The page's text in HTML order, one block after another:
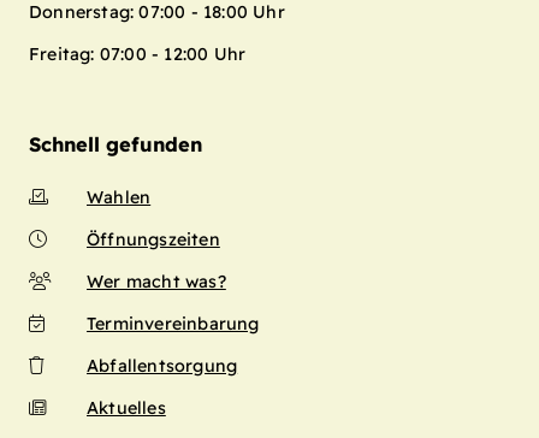
Donnerstag: 07:00 - 18:00 Uhr
Freitag: 07:00 - 12:00 Uhr
Schnell gefunden
Wahlen
Öffnungszeiten
Wer macht was?
Terminvereinbarung
Abfallentsorgung
Aktuelles